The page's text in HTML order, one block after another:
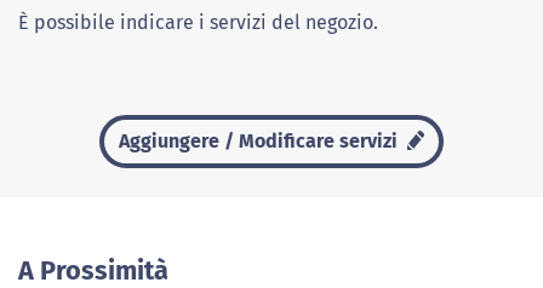
È possibile indicare i servizi del negozio.
Aggiungere / Modificare servizi
A Prossimità